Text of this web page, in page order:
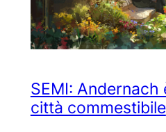
SEMI: Andernach
città commestibile